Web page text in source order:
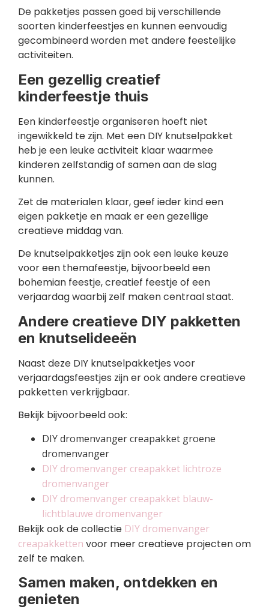
De pakketjes passen goed bij verschillende
soorten kinderfeestjes en kunnen eenvoudig
gecombineerd worden met andere feestelijke
activiteiten.
Een gezellig creatief
kinderfeestje thuis
Een kinderfeestje organiseren hoeft niet
ingewikkeld te zijn. Met een DIY knutselpakket
heb je een leuke activiteit klaar waarmee
kinderen zelfstandig of samen aan de slag
kunnen.
Zet de materialen klaar, geef ieder kind een
eigen pakketje en maak er een gezellige
creatieve middag van.
De knutselpakketjes zijn ook een leuke keuze
voor een themafeestje, bijvoorbeeld een
bohemian feestje, creatief feestje of een
verjaardag waarbij zelf maken centraal staat.
Andere creatieve DIY pakketten
en knutselideeën
Naast deze DIY knutselpakketjes voor
verjaardagsfeestjes zijn er ook andere creatieve
pakketten verkrijgbaar.
Bekijk bijvoorbeeld ook:
DIY dromenvanger creapakket groene
dromenvanger
DIY dromenvanger creapakket lichtroze
dromenvanger
DIY dromenvanger creapakket blauw-
lichtblauwe dromenvanger
Bekijk ook de collectie DIY dromenvanger
creapakketten voor meer creatieve projecten om
zelf te maken.
Samen maken, ontdekken en
genieten